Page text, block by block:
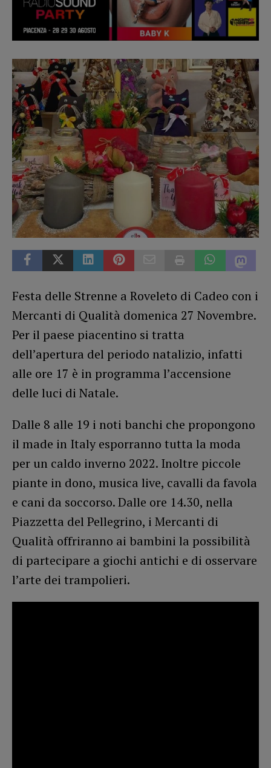
Festa delle Strenne a Roveleto di Cadeo con i
Mercanti di Qualità domenica 27 Novembre.
Per il paese piacentino si tratta
dell’apertura del periodo natalizio, infatti
alle ore 17 è in programma l’accensione
delle luci di Natale.
Dalle 8 alle 19 i noti banchi che propongono
il made in Italy esporranno tutta la moda
per un caldo inverno 2022. Inoltre piccole
piante in dono, musica live, cavalli da favola
e cani da soccorso. Dalle ore 14.30, nella
Piazzetta del Pellegrino, i Mercanti di
Qualità offriranno ai bambini la possibilità
di partecipare a giochi antichi e di osservare
l’arte dei trampolieri.